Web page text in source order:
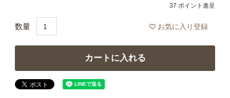
37 ポイント進呈
お気に入り登録
カートに入れる